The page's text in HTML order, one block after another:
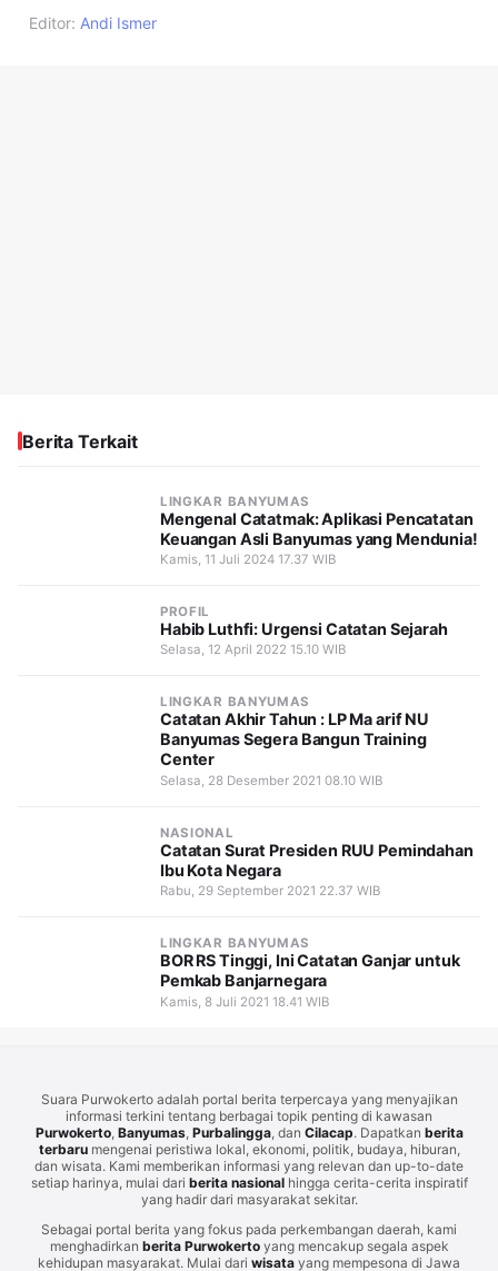
Editor: Andi Ismer
Berita Terkait
LINGKAR BANYUMAS
Mengenal Catatmak: Aplikasi Pencatatan
Keuangan Asli Banyumas yang Mendunia!
Kamis, 11 Juli 2024 17.37 WIB
PROFIL
Habib Luthfi: Urgensi Catatan Sejarah
Selasa, 12 April 2022 15.10 WIB
LINGKAR BANYUMAS
Catatan Akhir Tahun : LP Ma arif NU
Banyumas Segera Bangun Training
Center
Selasa, 28 Desember 2021 08.10 WIB
NASIONAL
Catatan Surat Presiden RUU Pemindahan
Ibu Kota Negara
Rabu, 29 September 2021 22.37 WIB
LINGKAR BANYUMAS
BOR RS Tinggi, Ini Catatan Ganjar untuk
Pemkab Banjarnegara
Kamis, 8 Juli 2021 18.41 WIB
Suara Purwokerto adalah portal berita terpercaya yang menyajikan
informasi terkini tentang berbagai topik penting di kawasan
Purwokerto, Banyumas, Purbalingga, dan Cilacap. Dapatkan berita
terbarumengenai peristiwa lokal, ekonomi, politik, budaya, hiburan,
dan wisata. Kami memberikan informasi yang relevan dan up-to-date
setiap harinya, mulai dari berita nasionalhingga cerita-cerita inspiratif
yang hadir dari masyarakat sekitar.
Sebagai portal berita yang fokus pada perkembangan daerah, kami
menghadirkan berita Purwokertoyang mencakup segala aspek
kehidupan masyarakat. Mulai dari wisata yang mempesona di Jawa